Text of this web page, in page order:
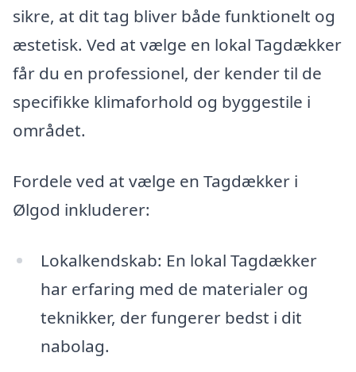
sikre, at dit tag bliver både funktionelt og
æstetisk. Ved at vælge en lokal Tagdækker
får du en professionel, der kender til de
specifikke klimaforhold og byggestile i
området.
Fordele ved at vælge en Tagdækker i
Ølgod inkluderer:
Lokalkendskab: En lokal Tagdækker
har erfaring med de materialer og
teknikker, der fungerer bedst i dit
nabolag.